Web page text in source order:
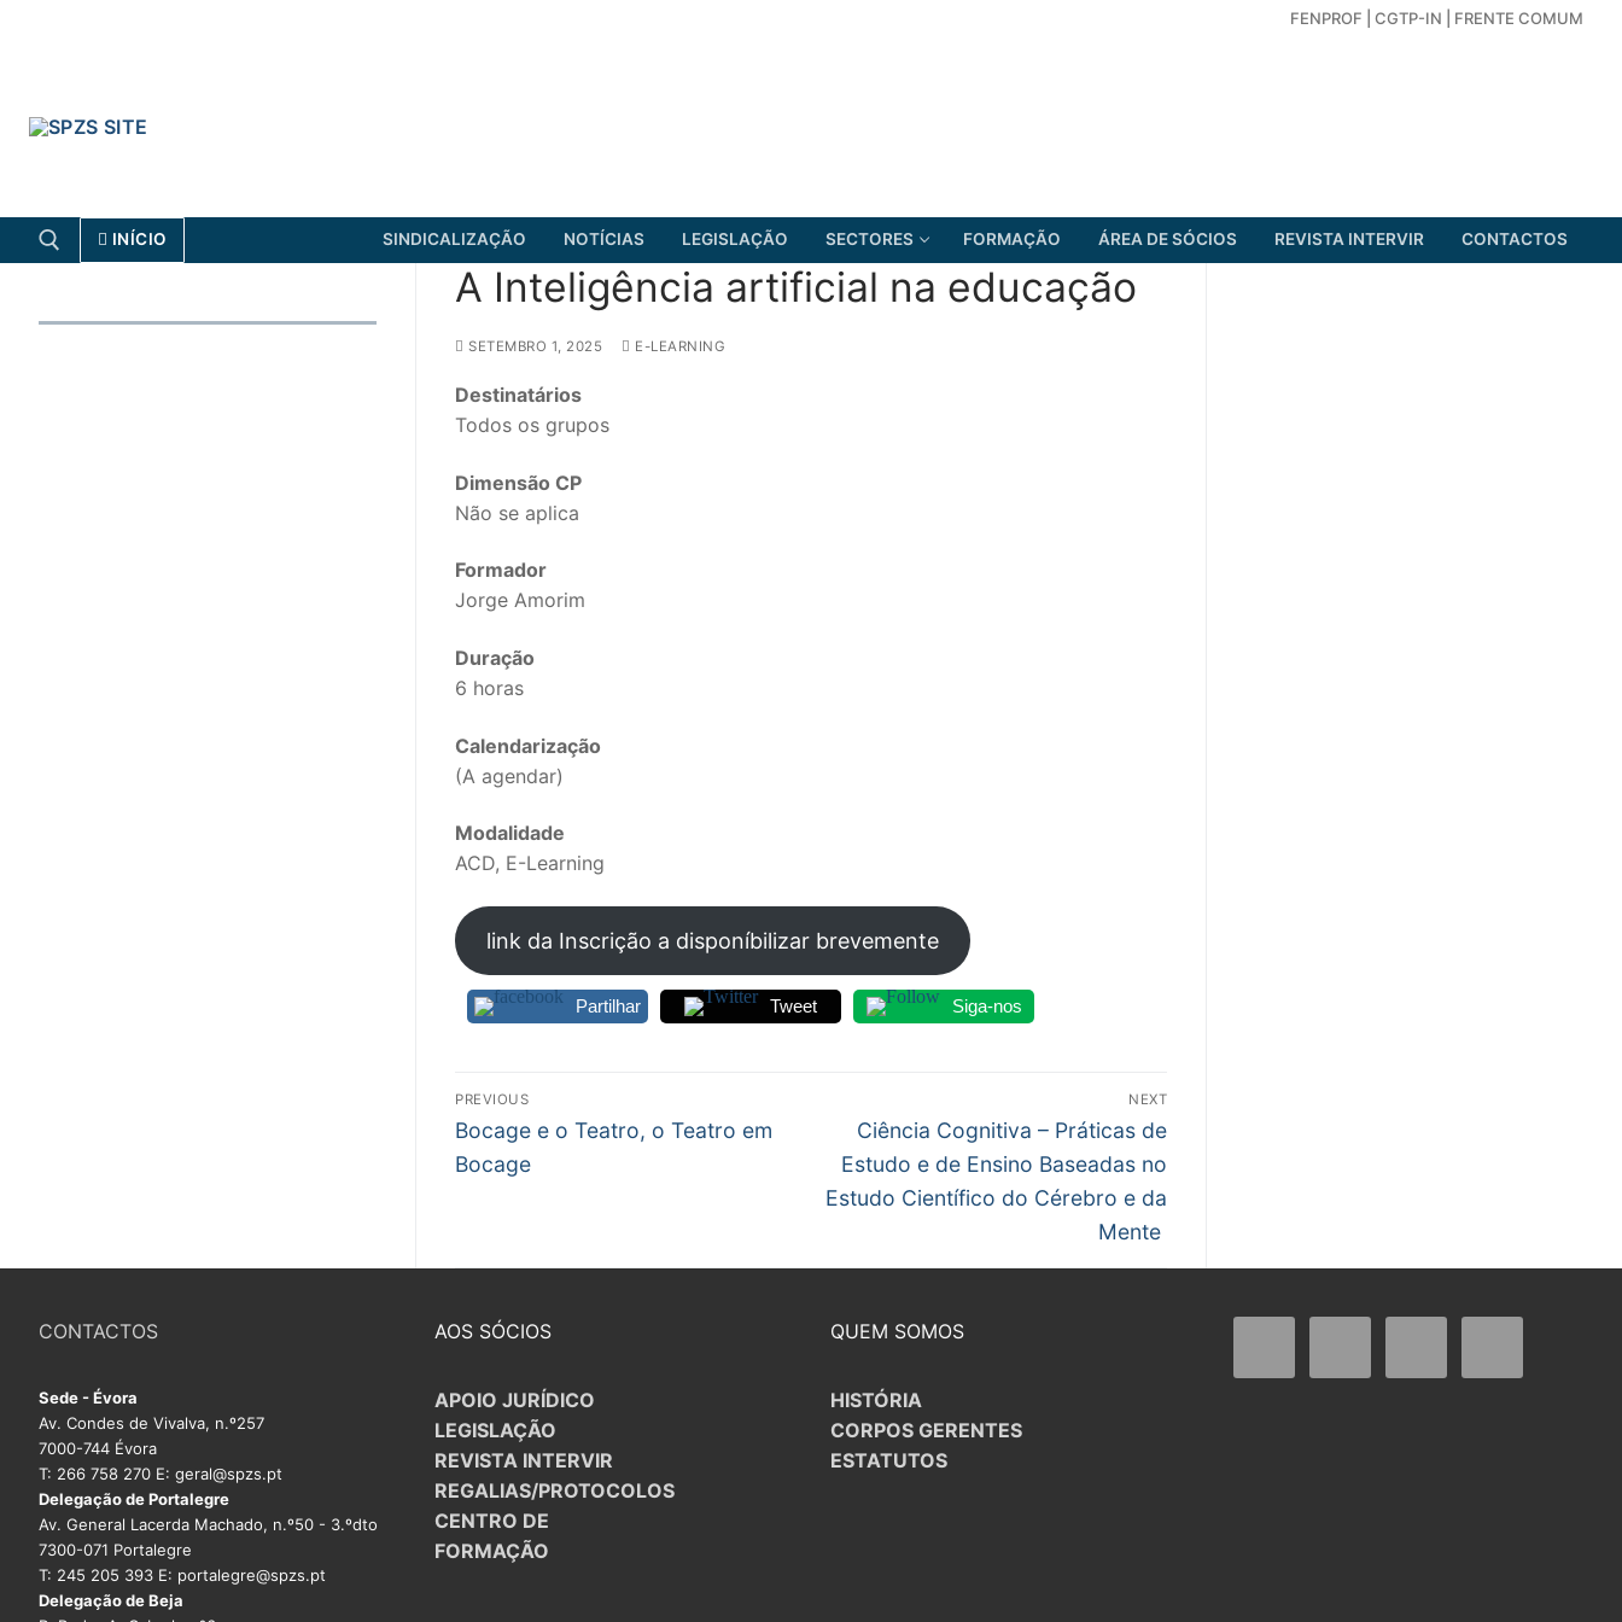
FENPROF CGTP-IN FRENTE COMUM
INÍCIO SINDICALIZAÇÃO NOTÍCIAS LEGISLAÇÃO SECTORES FORMAÇÃO ÁREA DE SÓCIOS REVISTA INTERVIR CONTACTOS
Legislação
PRÉ-ESCOLAR
2º/3º CEB / SECUNDÁRIO
ENSINO ARTÍSTICO
EDUCAÇÃO ESPECIAL
PARTICULAR / IPSS / MISERICÓRDIAS
PROFESSORES CONTRATADOS
DOCENTES APOSENTADOS
Revista Intervir
Contactos
A Inteligência artificial na educação
SETEMBRO 1, 2025 E-LEARNING
Destinatários
Todos os grupos
Dimensão CP
Não se aplica
Formador
Jorge Amorim
Duração
6 horas
Calendarização
(A agendar)
Modalidade
ACD, E-Learning
link da Inscrição a disponíbilizar brevemente
Partilhar Tweet Siga-nos
Navegação
de
artigos
PREVIOUS
Previous
post:
Bocage e o Teatro, o Teatro em
Bocage
NEXT
Next
post:
Ciência Cognitiva – Práticas de
Estudo e de Ensino Baseadas no
Estudo Científico do Cérebro e da
Mente
CONTACTOS
Sede - Évora
Av. Condes de Vivalva, n.º257
7000-744 Évora
T: 266 758 270 E: geral@spzs.pt
Delegação de Portalegre
Av. General Lacerda Machado, n.º50 - 3.ºdto
7300-071 Portalegre
T: 245 205 393 E: portalegre@spzs.pt
Delegação de Beja
AOS SÓCIOS
APOIO JURÍDICO
LEGISLAÇÃO
REVISTA INTERVIR
REGALIAS/PROTOCOLOS
CENTRO DE
FORMAÇÃO
QUEM SOMOS
HISTÓRIA
CORPOS GERENTES
ESTATUTOS